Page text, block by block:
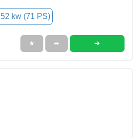
52 kw (71 PS)
★ ➦ ➜